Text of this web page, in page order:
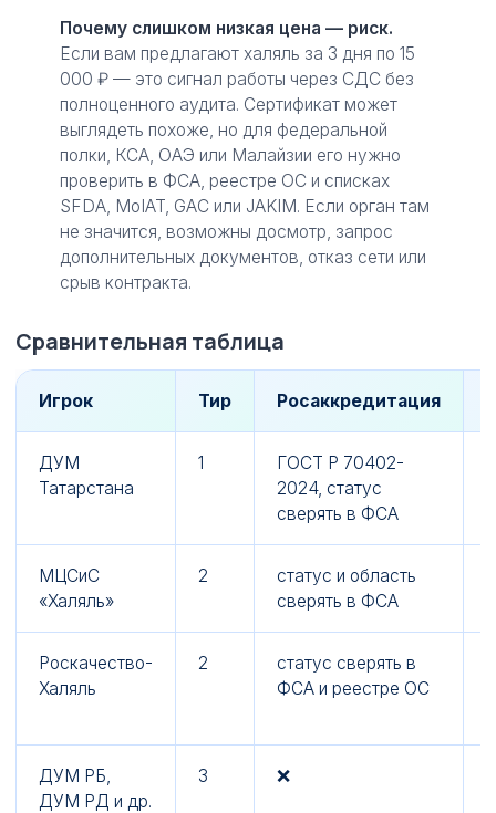
Почему слишком низкая цена — риск.
Если вам предлагают халяль за 3 дня по 15
000 ₽ — это сигнал работы через СДС без
полноценного аудита. Сертификат может
выглядеть похоже, но для федеральной
полки, КСА, ОАЭ или Малайзии его нужно
проверить в ФСА, реестре ОС и списках
SFDA, MoIAT, GAC или JAKIM. Если орган там
не значится, возможны досмотр, запрос
дополнительных документов, отказ сети или
срыв контракта.
Сравнительная таблица
Игрок Тир Росаккредитация
ДУМ
Татарстана
1
ГОСТ Р 70402-
2024, статус
сверять в ФСА
МЦСиС
«Халяль»
2
статус и область
сверять в ФСА
Роскачество-
Халяль
2
статус сверять в
ФСА и реестре ОС
ДУМ РБ,
ДУМ РД и др.
3 ❌